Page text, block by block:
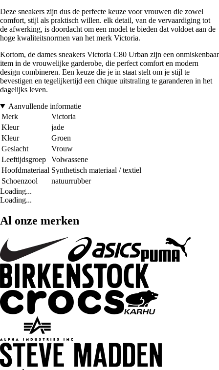
Deze sneakers zijn dus de perfecte keuze voor vrouwen die zowel
comfort, stijl als praktisch willen. elk detail, van de vervaardiging tot
de afwerking, is doordacht om een model te bieden dat voldoet aan de
hoge kwaliteitsnormen van het merk Victoria.
Kortom, de dames sneakers Victoria C80 Urban zijn een onmiskenbaar
item in de vrouwelijke garderobe, die perfect comfort en modern
design combineren. Een keuze die je in staat stelt om je stijl te
bevestigen en tegelijkertijd een chique uitstraling te garanderen in het
dagelijks leven.
Aanvullende informatie
Merk
Victoria
Kleur
jade
Kleur
Groen
Geslacht
Vrouw
Leeftijdsgroep
Volwassene
Hoofdmateriaal Synthetisch materiaal / textiel
Schoenzool
natuurrubber
Loading...
Loading...
Al onze merken